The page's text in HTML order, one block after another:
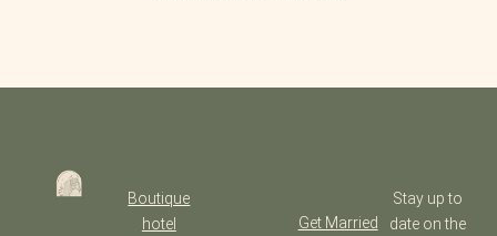
Boutique
hotel
Get Married
Stay up to
date on the